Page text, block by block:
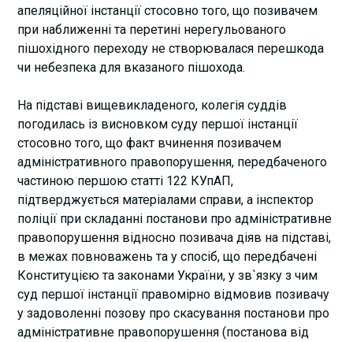
апеляційної інстанції стосовно того, що позивачем
при наближенні та перетині нерегульованого
пішохідного переходу не створювалася перешкода
чи небезпека для вказаного пішохода.
На підставі вищевикладеного, колегія суддів
погодилась із висновком суду першої інстанції
стосовно того, що факт вчинення позивачем
адміністративного правопорушення, передбаченого
частиною першою статті 122 КУпАП,
підтверджується матеріалами справи, а інспектор
поліції при складанні постанови про адміністративне
правопорушення відносно позивача діяв на підставі,
в межах повноважень та у спосіб, що передбачені
Конституцією та законами України, у зв`язку з чим
суд першої інстанції правомірно відмовив позивачу
у задоволенні позову про скасування постанови про
адміністративне правопорушення (постанова від